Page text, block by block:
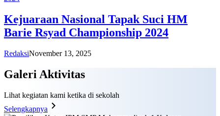
Kejuaraan Nasional Tapak Suci HM
Barie Rsyad Championship 2024
RedaksiNovember 13, 2025
Galeri Aktivitas
Lihat kegiatan kami ketika di sekolah
Selengkapnya